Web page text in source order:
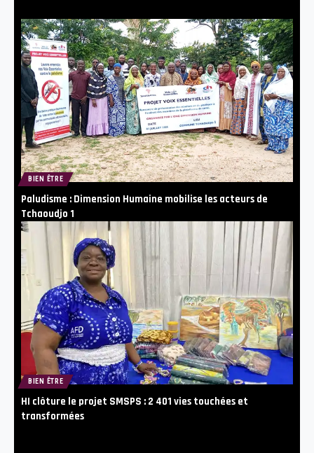
BIEN ÊTRE
Paludisme : Dimension Humaine mobilise les acteurs de
Tchaoudjo 1
BIEN ÊTRE
HI clôture le projet SMSPS : 2 401 vies touchées et
transformées